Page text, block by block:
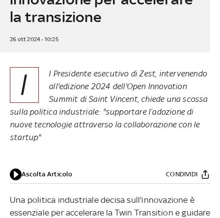
la transizione
26 ott 2024 - 10:25
I
l Presidente esecutivo di Zest, intervenendo
all'edizione 2024 dell'Open Innovation
Summit di Saint Vincent, chiede una scossa
sulla politica industriale: "supportare l’adozione di
nuove tecnologie attraverso la collaborazione con le
startup"
Ascolta Articolo CONDIVIDI
Una politica industriale decisa sull'innovazione è
essenziale per accelerare la Twin Transition e guidare